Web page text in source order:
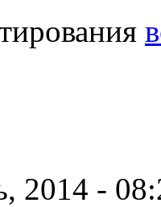
2014 -